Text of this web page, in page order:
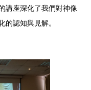
講座深化了我們對神像
的認知與見解。